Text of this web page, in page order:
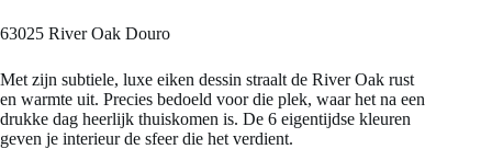
63025 River Oak Douro
Met zijn subtiele, luxe eiken dessin straalt de River Oak rust
en warmte uit. Precies bedoeld voor die plek, waar het na een
drukke dag heerlijk thuiskomen is. De 6 eigentijdse kleuren
geven je interieur de sfeer die het verdient.